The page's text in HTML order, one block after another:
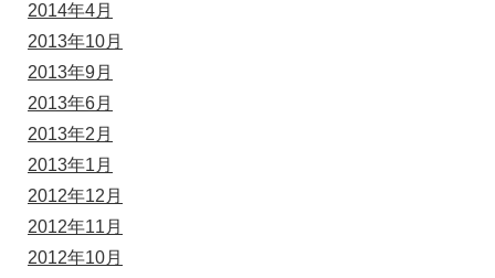
2014年4月
2013年10月
2013年9月
2013年6月
2013年2月
2013年1月
2012年12月
2012年11月
2012年10月